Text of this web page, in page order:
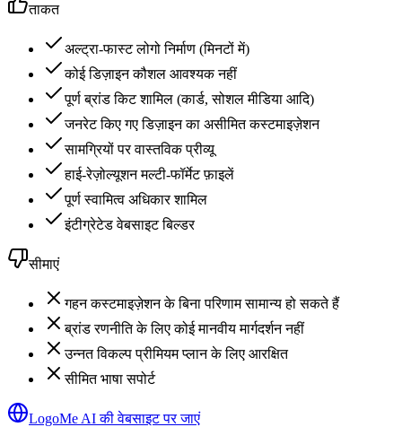
ताकत
अल्ट्रा-फास्ट लोगो निर्माण (मिनटों में)
कोई डिज़ाइन कौशल आवश्यक नहीं
पूर्ण ब्रांड किट शामिल (कार्ड, सोशल मीडिया आदि)
जनरेट किए गए डिज़ाइन का असीमित कस्टमाइज़ेशन
सामग्रियों पर वास्तविक प्रीव्यू
हाई-रेज़ोल्यूशन मल्टी-फॉर्मेट फ़ाइलें
पूर्ण स्वामित्व अधिकार शामिल
इंटीग्रेटेड वेबसाइट बिल्डर
सीमाएं
गहन कस्टमाइज़ेशन के बिना परिणाम सामान्य हो सकते हैं
ब्रांड रणनीति के लिए कोई मानवीय मार्गदर्शन नहीं
उन्नत विकल्प प्रीमियम प्लान के लिए आरक्षित
सीमित भाषा सपोर्ट
LogoMe AI की वेबसाइट पर जाएं